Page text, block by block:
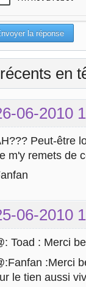
en
06-2010
Peut-être
m'y remets de
06-2010
Toad : Merci
:Merci
le tien aussi